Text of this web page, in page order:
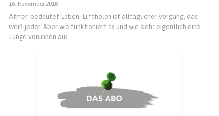
16. November 2018
Atmen bedeutet Leben. Luftholen ist alltäglicher Vorgang, das
weiß jeder. Aber wie funktioniert es und wie sieht eigentlich eine
Lunge von innen aus...